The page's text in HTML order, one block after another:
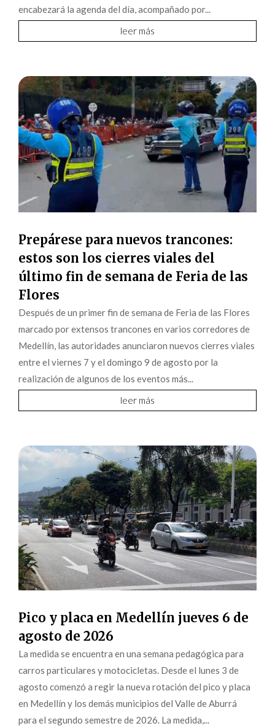
encabezará la agenda del día, acompañado por...
leer más
Prepárese para nuevos trancones:
estos son los cierres viales del
último fin de semana de Feria de las
Flores
Después de un primer fin de semana de Feria de las Flores
marcado por extensos trancones en varios corredores de
Medellín, las autoridades anunciaron nuevos cierres viales
entre el viernes 7 y el domingo 9 de agosto por la
realización de algunos de los eventos más...
leer más
Pico y placa en Medellín jueves 6 de
agosto de 2026
La medida se encuentra en una semana pedagógica para
carros particulares y motocicletas. Desde el lunes 3 de
agosto comenzó a regir la nueva rotación del pico y placa
en Medellín y los demás municipios del Valle de Aburrá
para el segundo semestre de 2026. La medida,...